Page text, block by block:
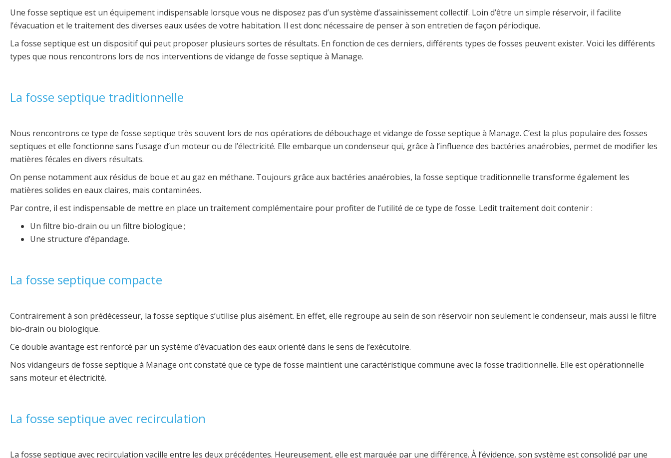
Une fosse septique est un équipement indispensable lorsque vous ne disposez pas d’un système d’assainissement collectif. Loin d’être un simple réservoir, il facilite
l’évacuation et le traitement des diverses eaux usées de votre habitation. Il est donc nécessaire de penser à son entretien de façon périodique.
La fosse septique est un dispositif qui peut proposer plusieurs sortes de résultats. En fonction de ces derniers, différents types de fosses peuvent exister. Voici les différents
types que nous rencontrons lors de nos interventions de vidange de fosse septique à Manage.
La fosse septique traditionnelle
Nous rencontrons ce type de fosse septique très souvent lors de nos opérations de débouchage et vidange de fosse septique à Manage. C’est la plus populaire des fosses
septiques et elle fonctionne sans l’usage d’un moteur ou de l’électricité. Elle embarque un condenseur qui, grâce à l’influence des bactéries anaérobies, permet de modifier les
matières fécales en divers résultats.
On pense notamment aux résidus de boue et au gaz en méthane. Toujours grâce aux bactéries anaérobies, la fosse septique traditionnelle transforme également les
matières solides en eaux claires, mais contaminées.
Par contre, il est indispensable de mettre en place un traitement complémentaire pour profiter de l’utilité de ce type de fosse. Ledit traitement doit contenir :
Un filtre bio-drain ou un filtre biologique ;
Une structure d’épandage.
La fosse septique compacte
Contrairement à son prédécesseur, la fosse septique s’utilise plus aisément. En effet, elle regroupe au sein de son réservoir non seulement le condenseur, mais aussi le filtre
bio-drain ou biologique.
Ce double avantage est renforcé par un système d’évacuation des eaux orienté dans le sens de l’exécutoire.
Nos vidangeurs de fosse septique à Manage ont constaté que ce type de fosse maintient une caractéristique commune avec la fosse traditionnelle. Elle est opérationnelle
sans moteur et électricité.
La fosse septique avec recirculation
La fosse septique avec recirculation vacille entre les deux précédentes. Heureusement, elle est marquée par une différence. À l’évidence, son système est consolidé par une